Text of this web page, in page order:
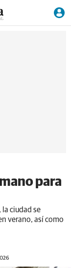
para
la ciudad se
verano, así como